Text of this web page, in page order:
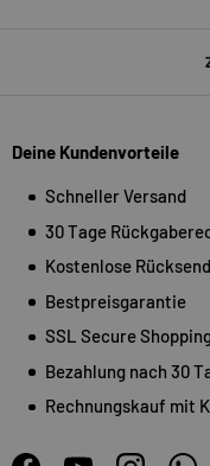
Deine Kundenvorteile
Schneller Versand
30 Tage
Kostenlose
Bestpreisgarantie
SSL Secure
Bezahlung nach 30
Rechnungskauf mit